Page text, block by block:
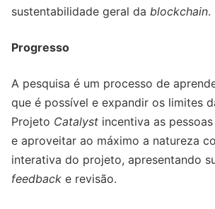
sustentabilidade geral da blockchain.
Progresso
A pesquisa é um processo de
que é possível e expandir os limites
Projeto Catalyst incentiva as
e aproveitar ao máximo a natureza
interativa do projeto, apresentando
feedback e revisão.